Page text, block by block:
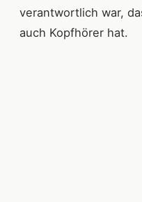
verantwortlich war,
auch Kopfhörer hat.